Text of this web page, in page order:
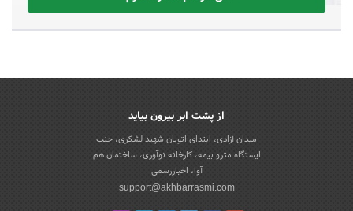
از پشت ابر بیرون بیاید
میدان آزادی، ابتدای اتوبان شهید لشکری، جنب
ایستگاه مترو بیمه، کارخانه نوآوری، ساختمان هم
آوا، اخباررسمی
support@akhbarrasmi.com